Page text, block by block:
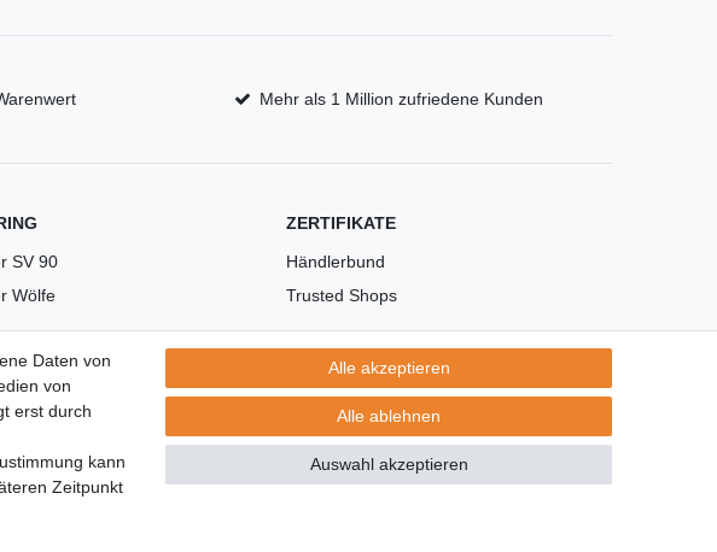
Mehr als 1 Million zufriedene Kunden
SV 90
Wölfe
ZERTIFIKATE
Händlerbund
Trusted Shops
Daten von
von
erst durch
kann
Zeitpunkt
Alle akzeptieren
Alle ablehnen
Auswahl akzeptieren